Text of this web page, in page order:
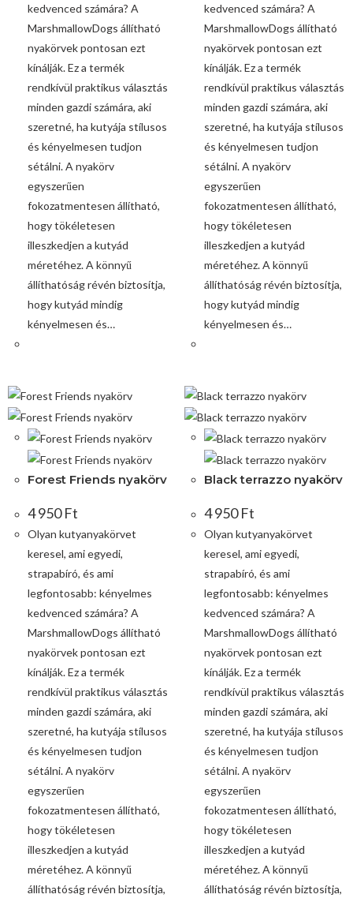
kedvenced számára? A
MarshmallowDogs állítható
nyakörvek pontosan ezt
kínálják. Ez a termék
rendkívül praktikus választás
minden gazdi számára, aki
szeretné, ha kutyája stílusos
és kényelmesen tudjon
sétálni. A nyakörv
egyszerűen
fokozatmentesen állítható,
hogy tökéletesen
illeszkedjen a kutyád
méretéhez. A könnyű
állíthatóság révén biztosítja,
hogy kutyád mindig
kényelmesen és…
kedvenced számára? A
MarshmallowDogs állítható
nyakörvek pontosan ezt
kínálják. Ez a termék
rendkívül praktikus választás
minden gazdi számára, aki
szeretné, ha kutyája stílusos
és kényelmesen tudjon
sétálni. A nyakörv
egyszerűen
fokozatmentesen állítható,
hogy tökéletesen
illeszkedjen a kutyád
méretéhez. A könnyű
állíthatóság révén biztosítja,
hogy kutyád mindig
kényelmesen és…
Forest Friends nyakörv
4 950Ft
Olyan kutyanyakörvet
keresel, ami egyedi,
strapabíró, és ami
legfontosabb: kényelmes
kedvenced számára? A
MarshmallowDogs állítható
nyakörvek pontosan ezt
kínálják. Ez a termék
rendkívül praktikus választás
minden gazdi számára, aki
szeretné, ha kutyája stílusos
és kényelmesen tudjon
sétálni. A nyakörv
egyszerűen
fokozatmentesen állítható,
hogy tökéletesen
illeszkedjen a kutyád
méretéhez. A könnyű
állíthatóság révén biztosítja,
Black terrazzo nyakörv
4 950Ft
Olyan kutyanyakörvet
keresel, ami egyedi,
strapabíró, és ami
legfontosabb: kényelmes
kedvenced számára? A
MarshmallowDogs állítható
nyakörvek pontosan ezt
kínálják. Ez a termék
rendkívül praktikus választás
minden gazdi számára, aki
szeretné, ha kutyája stílusos
és kényelmesen tudjon
sétálni. A nyakörv
egyszerűen
fokozatmentesen állítható,
hogy tökéletesen
illeszkedjen a kutyád
méretéhez. A könnyű
állíthatóság révén biztosítja,